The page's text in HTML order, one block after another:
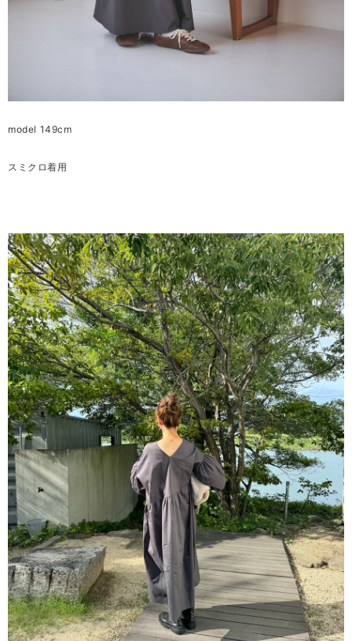
model 149cm
スミクロ着用